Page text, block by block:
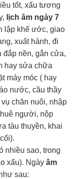
tốt, xấu tương
lịch âm ngày 7
lập khế ước, giao
xuất hành, đi
đắp nền, gắn cửa,
hay sửa chữa
máy móc ( hay
nước, cầu thầy
chăn nuôi, nhập
người, nộp
tàu thuyền, khai
nhiều sao, trong
xấu). Ngày âm
sau: